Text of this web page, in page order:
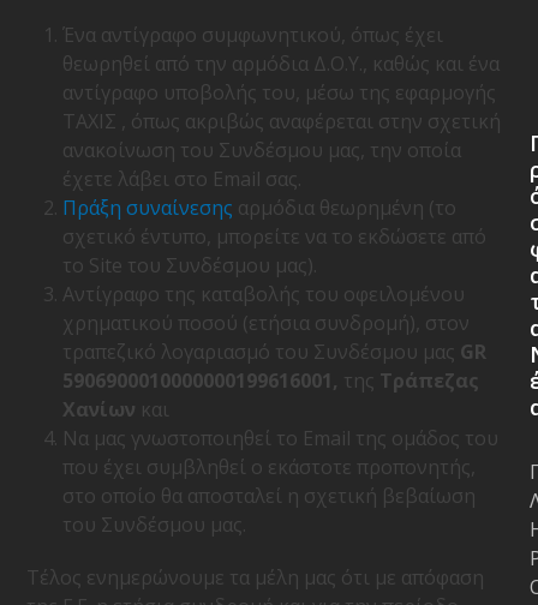
Ένα αντίγραφο συμφωνητικού, όπως έχει
θεωρηθεί από την αρμόδια Δ.Ο.Υ., καθώς και ένα
αντίγραφο υποβολής του, μέσω της εφαρμογής
ΤΑΧΙΣ , όπως ακριβώς αναφέρεται στην σχετική
ανακοίνωση του Συνδέσμου μας, την οποία
έχετε λάβει στο Email σας.
Πράξη συναίνεσης αρμόδια θεωρημένη (το
σχετικό έντυπο, μπορείτε να το εκδώσετε από
το Site του Συνδέσμου μας).
Αντίγραφο της καταβολής του οφειλομένου
χρηματικού ποσού (ετήσια συνδρομή), στον
τραπεζικό λογαριασμό του Συνδέσμου μας GR
5906900010000000199616001, της Τράπεζας
Χανίων και
Να μας γνωστοποιηθεί το Email της ομάδος του
που έχει συμβληθεί ο εκάστοτε προπονητής,
στο οποίο θα αποσταλεί η σχετική βεβαίωση
του Συνδέσμου μας.
Τέλος ενημερώνουμε τα μέλη μας ότι με απόφαση